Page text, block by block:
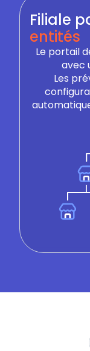
Filiale
entités
Le portail
avec
Les